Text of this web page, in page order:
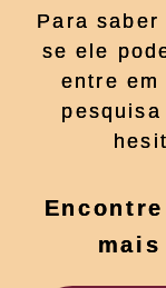
Para saber
se ele
entre em